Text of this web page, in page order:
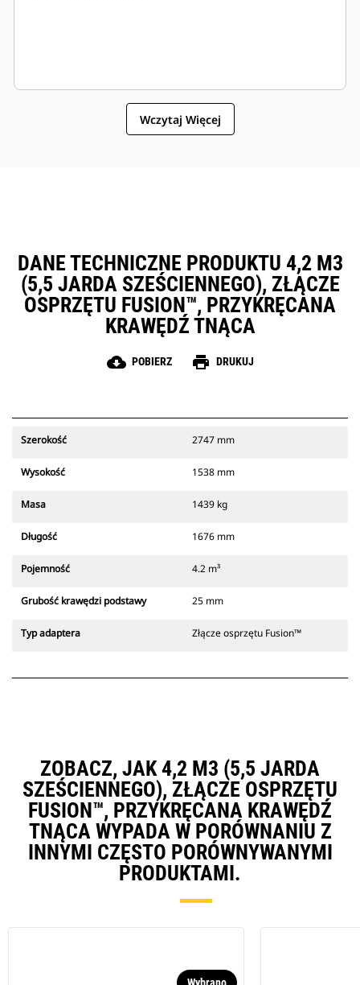
Wczytaj Więcej
DANE TECHNICZNE PRODUKTU 4,2 M3
(5,5 JARDA SZEŚCIENNEGO), ZŁĄCZE
OSPRZĘTU FUSION™, PRZYKRĘCANA
KRAWĘDŹ TNĄCA
cloud_download POBIERZ print DRUKUJ
Szerokość 2747 mm
Wysokość 1538 mm
Masa 1439 kg
Długość 1676 mm
Pojemność 4.2 m³
Grubość krawędzi podstawy 25 mm
Typ adaptera Złącze osprzętu Fusion™
ZOBACZ, JAK 4,2 M3 (5,5 JARDA
SZEŚCIENNEGO), ZŁĄCZE OSPRZĘTU
FUSION™, PRZYKRĘCANA KRAWĘDŹ
TNĄCA WYPADA W PORÓWNANIU Z
INNYMI CZĘSTO PORÓWNYWANYMI
PRODUKTAMI.